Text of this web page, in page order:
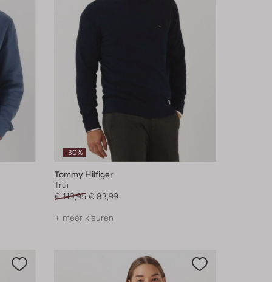
-30%
Tommy Hilfiger
Trui
€ 119,95 € 83,99
+ meer kleuren